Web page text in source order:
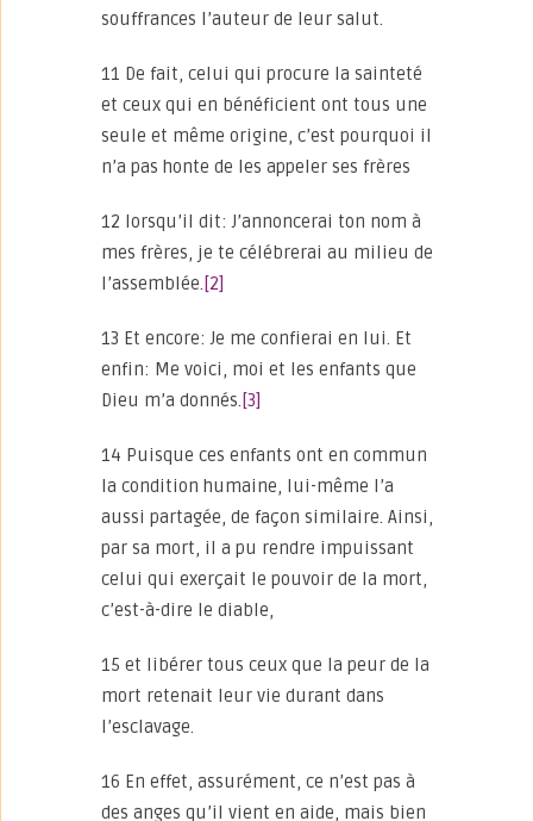
souffrances l’auteur de leur salut.
11 De fait, celui qui procure la sainteté
et ceux qui en bénéficient ont tous une
seule et même origine, c’est pourquoi il
n’a pas honte de les appeler ses frères
12 lorsqu’il dit: J’annoncerai ton nom à
mes frères, je te célébrerai au milieu de
l’assemblée. [2]
13 Et encore: Je me confierai en lui. Et
enfin: Me voici, moi et les enfants que
Dieu m’a donnés. [3]
14 Puisque ces enfants ont en commun
la condition humaine, lui-même l’a
aussi partagée, de façon similaire. Ainsi,
par sa mort, il a pu rendre impuissant
celui qui exerçait le pouvoir de la mort,
c’est-à-dire le diable,
15 et libérer tous ceux que la peur de la
mort retenait leur vie durant dans
l’esclavage.
16 En effet, assurément, ce n’est pas à
des anges qu’il vient en aide, mais bien